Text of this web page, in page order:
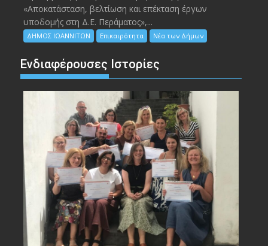
«Αποκατάσταση, βελτίωση και επέκταση έργων
υποδομής στη Δ.Ε. Περάματος»,...
ΔΗΜΟΣ ΙΩΑΝΝΙΤΩΝ Επικαιρότητα Νέα των Δήμων
Ενδιαφέρουσες Ιστορίες